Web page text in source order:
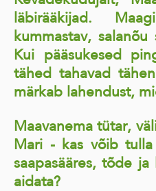
läbirääkijad.
kummastav,
Kui pääsukesed
tähed tahavad
märkab lahendust,
Maavanema tütar,
Mari - kas võib
saapasääres, tõde
aidata?